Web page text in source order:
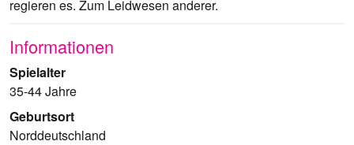
regieren es. Zum Leidwesen anderer.
Informationen
Spielalter
35-44 Jahre
Geburtsort
Norddeutschland